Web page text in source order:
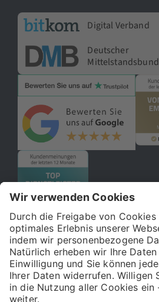
Digital Verband
Deutscher
Mittelstandsbund
© 2026 121WATT GmbH